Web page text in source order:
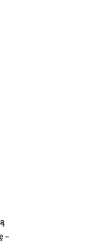
–